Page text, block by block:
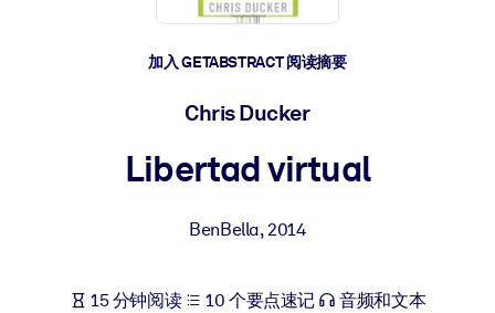
培养您的员工应对未来挑战所需的技能。
将简短且经过验证的知识引入您的 LMS/LXP，以获得更强的学习效
面向企业图书馆
加入 GETABSTRACT 阅读摘要
Chris Ducker
Libertad virtual
BenBella,2014
15 分钟阅读 10 个要点速记 音频和文本